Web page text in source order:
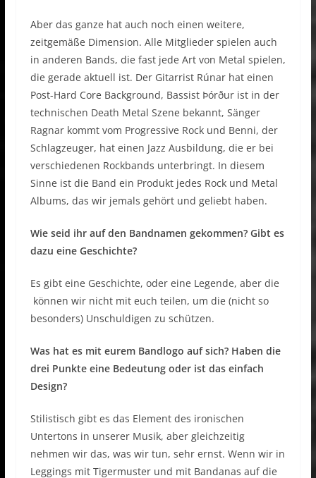
Aber das ganze hat auch noch einen weitere,
zeitgemäße Dimension. Alle Mitglieder spielen auch
in anderen Bands, die fast jede Art von Metal spielen,
die gerade aktuell ist. Der Gitarrist Rúnar hat einen
Post-Hard Core Background, Bassist Þórður ist in der
technischen Death Metal Szene bekannt, Sänger
Ragnar kommt vom Progressive Rock und Benni, der
Schlagzeuger, hat einen Jazz Ausbildung, die er bei
verschiedenen Rockbands unterbringt. In diesem
Sinne ist die Band ein Produkt jedes Rock und Metal
Albums, das wir jemals gehört und geliebt haben.
Wie seid ihr auf den Bandnamen gekommen? Gibt es
dazu eine Geschichte?
Es gibt eine Geschichte, oder eine Legende, aber die
können wir nicht mit euch teilen, um die (nicht so
besonders) Unschuldigen zu schützen.
Was hat es mit eurem Bandlogo auf sich? Haben die
drei Punkte eine Bedeutung oder ist das einfach
Design?
Stilistisch gibt es das Element des ironischen
Untertons in unserer Musik, aber gleichzeitig
nehmen wir das, was wir tun, sehr ernst. Wenn wir in
Leggings mit Tigermuster und mit Bandanas auf die